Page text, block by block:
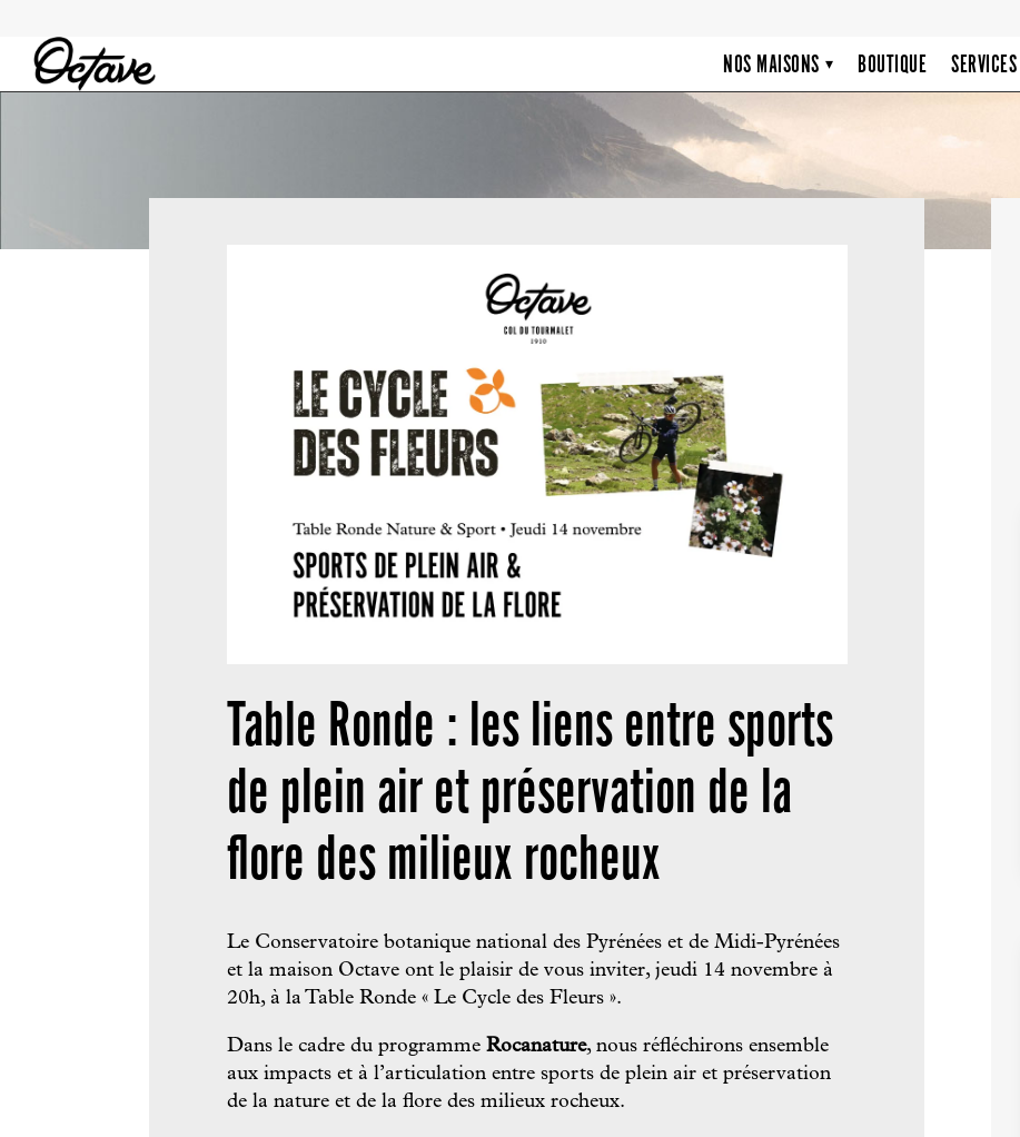
NOS MAISONS ▾ BOUTIQUE SERVICES
Table Ronde : les liens entre sports
de plein air et préservation de la
flore des milieux rocheux
Le Conservatoire botanique national des Pyrénées et de Midi-Pyrénées
et la maison Octave ont le plaisir de vous inviter, jeudi 14 novembre à
20h, à la Table Ronde « Le Cycle des Fleurs ».
Dans le cadre du programmeRocanature, nous réfléchirons ensemble
aux impacts et à l’articulation entre sports de plein air et préservation
de la nature et de la flore des milieux rocheux.